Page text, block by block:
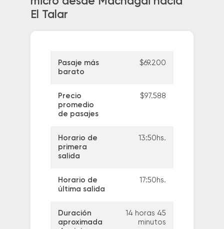
El Talar
Pasaje más
barato
$69.200
Precio
promedio
de pasajes
$97.588
Horario de
primera
salida
13:50hs.
Horario de
última salida
17:50hs.
Duración
aproximada
14 horas 45
minutos